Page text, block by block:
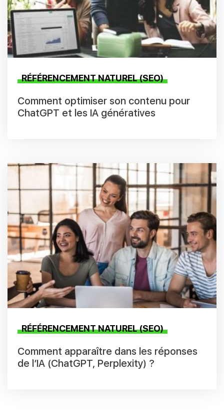
RÉFÉRENCEMENT NATUREL (SEO)
Comment optimiser son contenu pour
ChatGPT et les IA génératives
RÉFÉRENCEMENT NATUREL (SEO)
Comment apparaître dans les réponses
de l’IA (ChatGPT, Perplexity) ?